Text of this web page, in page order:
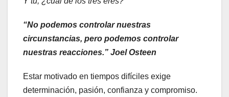
“No podemos controlar nuestras
circunstancias, pero podemos controlar
nuestras reacciones.” Joel Osteen
Estar motivado en tiempos difíciles exige
determinación, pasión, confianza y compromiso.